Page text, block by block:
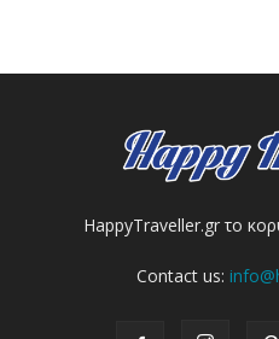
HappyTraveller.gr το
Contact us: